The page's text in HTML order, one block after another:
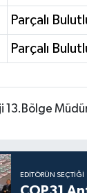
Parçalı
Parçalı
EDITÖRÜN SEÇTIĞI